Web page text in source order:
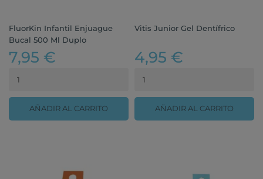
FluorKin Infantil Enjuague
Bucal 500 Ml Duplo
7,95 €
AÑADIR AL CARRITO
Vitis Junior Gel Dentífrico
4,95 €
AÑADIR AL CARRITO